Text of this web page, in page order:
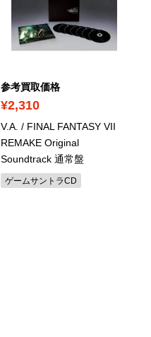
参考買取価格
¥2,310
V.A. / FINAL FANTASY VII
REMAKE Original
Soundtrack 通常盤
ゲームサントラCD